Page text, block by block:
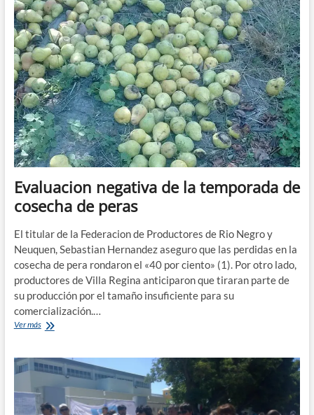
en
Regina
fortalece
la
proyección
del
FPV
en
Río
Negro
Evaluacion negativa de la temporada de
cosecha de peras
El titular de la Federacion de Productores de Rio Negro y
Neuquen, Sebastian Hernandez aseguro que las perdidas en la
cosecha de pera rondaron el «40 por ciento» (1). Por otro lado,
productores de Villa Regina anticiparon que tiraran parte de
su producción por el tamaño insuficiente para su
comercialización.…
Ver másEvaluacion
la
temporada
de
cosecha
de